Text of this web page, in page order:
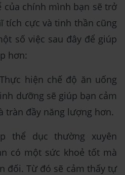
của chính mình bạn sẽ trở
tích cực và tinh thần cũng
số việc sau đây để giúp
hơn:
Thực hiện chế độ ăn uống
dưỡng sẽ giúp bạn cảm
tràn đầy năng lượng hơn.
thể dục thường xuyên
có một sức khoẻ tốt mà
đối. Từ đó sẽ cảm thấy tự